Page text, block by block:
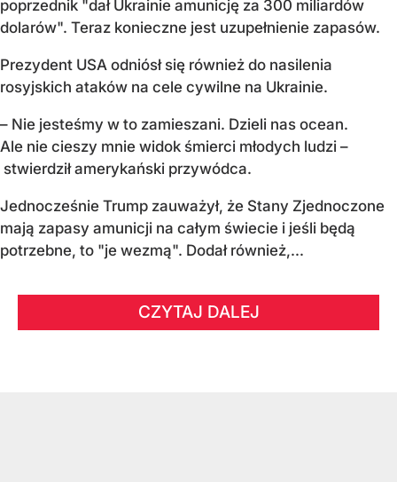
poprzednik "dał Ukrainie amunicję za 300 miliardów
dolarów". Teraz konieczne jest uzupełnienie zapasów.
Prezydent USA odniósł się również do nasilenia
rosyjskich ataków na cele cywilne na Ukrainie.
– Nie jesteśmy w to zamieszani. Dzieli nas ocean.
Ale nie cieszy mnie widok śmierci młodych ludzi –
stwierdził amerykański przywódca.
Jednocześnie Trump zauważył, że Stany Zjednoczone
mają zapasy amunicji na całym świecie i jeśli będą
potrzebne, to "je wezmą". Dodał również,...
CZYTAJ DALEJ